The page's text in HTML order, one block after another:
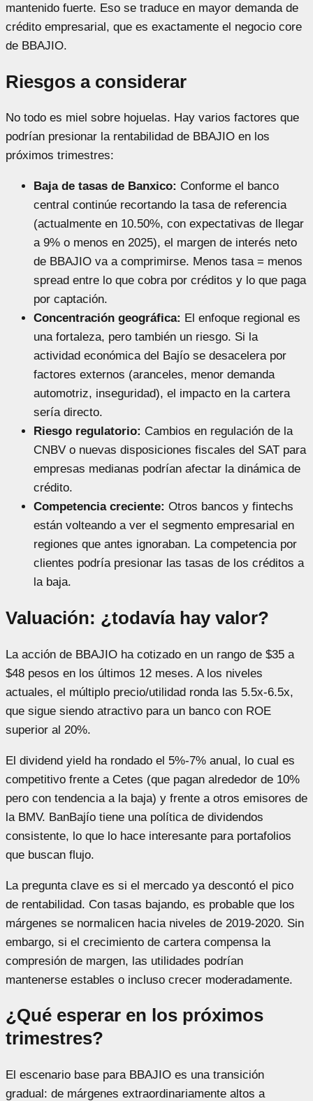
mantenido fuerte. Eso se traduce en mayor demanda de
crédito empresarial, que es exactamente el negocio core
de BBAJIO.
Riesgos a considerar
No todo es miel sobre hojuelas. Hay varios factores que
podrían presionar la rentabilidad de BBAJIO en los
próximos trimestres:
Baja de tasas de Banxico: Conforme el banco
central continúe recortando la tasa de referencia
(actualmente en 10.50%, con expectativas de llegar
a 9% o menos en 2025), el margen de interés neto
de BBAJIO va a comprimirse. Menos tasa = menos
spread entre lo que cobra por créditos y lo que paga
por captación.
Concentración geográfica: El enfoque regional es
una fortaleza, pero también un riesgo. Si la
actividad económica del Bajío se desacelera por
factores externos (aranceles, menor demanda
automotriz, inseguridad), el impacto en la cartera
sería directo.
Riesgo regulatorio: Cambios en regulación de la
CNBV o nuevas disposiciones fiscales del SAT para
empresas medianas podrían afectar la dinámica de
crédito.
Competencia creciente: Otros bancos y fintechs
están volteando a ver el segmento empresarial en
regiones que antes ignoraban. La competencia por
clientes podría presionar las tasas de los créditos a
la baja.
Valuación: ¿todavía hay valor?
La acción de BBAJIO ha cotizado en un rango de $35 a
$48 pesos en los últimos 12 meses. A los niveles
actuales, el múltiplo precio/utilidad ronda las 5.5x-6.5x,
que sigue siendo atractivo para un banco con ROE
superior al 20%.
El dividend yield ha rondado el 5%-7% anual, lo cual es
competitivo frente a Cetes (que pagan alrededor de 10%
pero con tendencia a la baja) y frente a otros emisores de
la BMV. BanBajío tiene una política de dividendos
consistente, lo que lo hace interesante para portafolios
que buscan flujo.
La pregunta clave es si el mercado ya descontó el pico
de rentabilidad. Con tasas bajando, es probable que los
márgenes se normalicen hacia niveles de 2019-2020. Sin
embargo, si el crecimiento de cartera compensa la
compresión de margen, las utilidades podrían
mantenerse estables o incluso crecer moderadamente.
¿Qué esperar en los próximos
trimestres?
El escenario base para BBAJIO es una transición
gradual: de márgenes extraordinariamente altos a